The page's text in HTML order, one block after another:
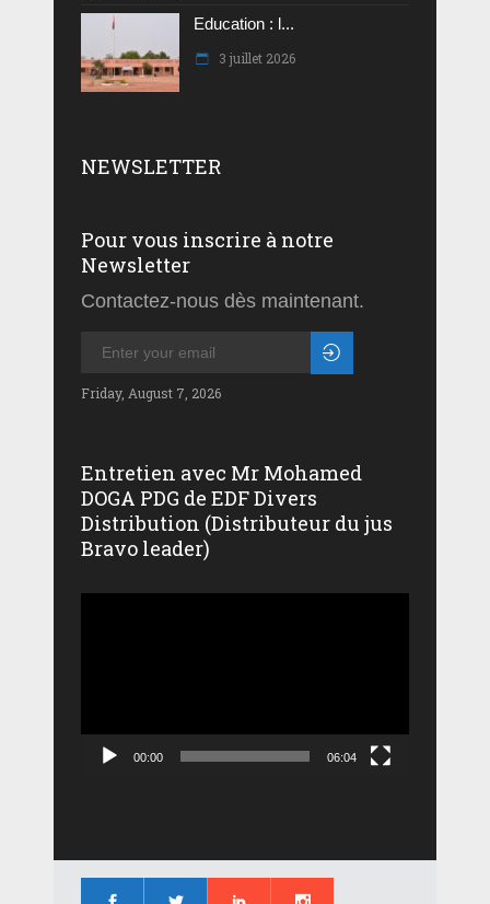
Education : l...
3 juillet 2026
NEWSLETTER
Pour vous inscrire à notre
Newsletter
Contactez-nous dès maintenant.
Friday, August 7, 2026
Entretien avec Mr Mohamed
DOGA PDG de EDF Divers
Distribution (Distributeur du jus
Bravo leader)
00:00 06:04